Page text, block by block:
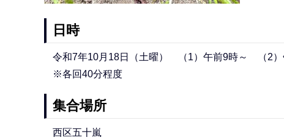
日時
令和7年10月18日（土曜） （1）午前9時～ （2
※各回40分程度
集合場所
西区五十嵐